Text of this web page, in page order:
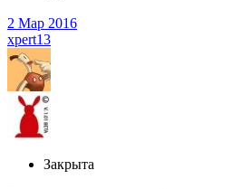
2 Мар 2016
xpert13
Закрыта